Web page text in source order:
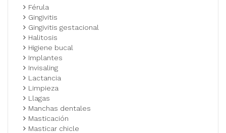
Férula
Gingivitis
Gingivitis gestacional
Halitosis
Higiene bucal
Implantes
Invisaling
Lactancia
Limpieza
Llagas
Manchas dentales
Masticación
Masticar chicle